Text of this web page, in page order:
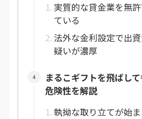
実質的な貸金業を無
ている
法外な金利設定で出
疑いが濃厚
まるこギフトを飛ばし
危険性を解説
執拗な取り立てが始ま